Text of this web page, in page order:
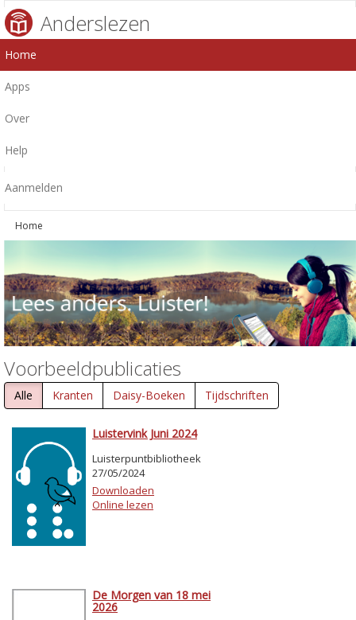
Anderslezen
Home
Apps
Over
Help
Aanmelden
Home
Voorbeeldpublicaties
Alle Kranten Daisy-Boeken Tijdschriften
Luistervink Juni 2024
Luisterpuntbibliotheek
27/05/2024
Downloaden
Online lezen
De Morgen van 18 mei
2026